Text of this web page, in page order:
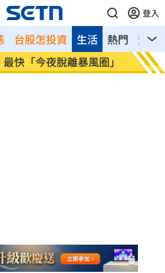
登入
台股怎投資 熱門 影音
生活
快「今夜脫離暴風圈」
獨／
錢